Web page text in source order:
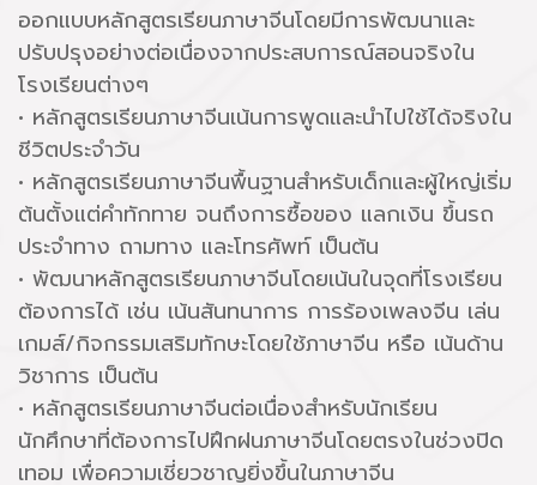
ออกแบบหลักสูตรเรียนภาษาจีนโดยมีการพัฒนาและ
ปรับปรุงอย่างต่อเนื่องจากประสบการณ์สอนจริงใน
โรงเรียนต่างๆ
• หลักสูตรเรียนภาษาจีนเน้นการพูดและนำไปใช้ได้จริงใน
ชีวิตประจำวัน
• หลักสูตรเรียนภาษาจีนพื้นฐานสำหรับเด็กและผู้ใหญ่เริ่ม
ต้นตั้งแต่คำทักทาย จนถึงการซื้อของ แลกเงิน ขึ้นรถ
ประจำทาง ถามทาง และโทรศัพท์ เป็นต้น
• พัฒนาหลักสูตรเรียนภาษาจีนโดยเน้นในจุดที่โรงเรียน
ต้องการได้ เช่น เน้นสันทนาการ การร้องเพลงจีน เล่น
เกมส์/กิจกรรมเสริมทักษะโดยใช้ภาษาจีน หรือ เน้นด้าน
วิชาการ เป็นต้น
• หลักสูตรเรียนภาษาจีนต่อเนื่องสำหรับนักเรียน
นักศึกษาที่ต้องการไปฝึกฝนภาษาจีนโดยตรงในช่วงปิด
เทอม เพื่อความเชี่ยวชาญยิ่งขึ้นในภาษาจีน